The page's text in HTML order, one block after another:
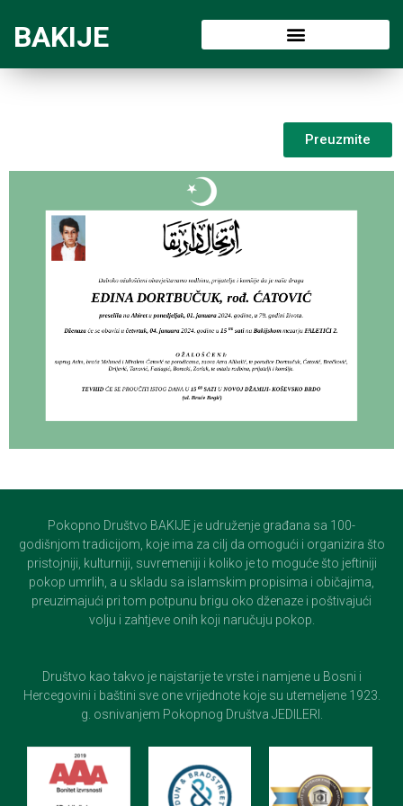
BAKIJE
Preuzmite
Pokopno Društvo BAKIJE je udruženje građana sa 100-
godišnjom tradicijom, koje ima za cilj da omogući i organizira što
pristojniji, kulturniji, suvremeniji i koliko je to moguće što jeftiniji
pokop umrlih, a u skladu sa islamskim propisima i običajima,
preuzimajući pri tom potpunu brigu oko dženaze i poštivajući
volju i zahtjeve onih koji naručuju pokop.
Društvo kao takvo je najstarije te vrste i namjene u Bosni i
Hercegovini i baštini sve one vrijednote koje su utemeljene 1923.
g. osnivanjem Pokopnog Društva JEDILERI.